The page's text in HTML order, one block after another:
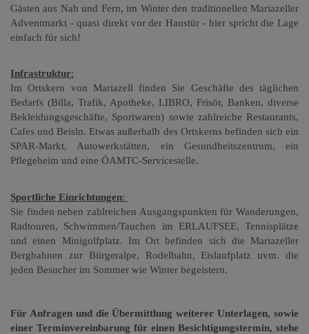
Gästen aus Nah und Fern, im Winter den traditionellen Mariazeller
Adventmarkt - quasi direkt vor der Haustür - hier spricht die Lage
einfach für sich!
Infrastruktur:
Im Ortskern von Mariazell finden Sie Geschäfte des täglichen
Bedarfs (Billa, Trafik, Apotheke, LIBRO, Frisör, Banken, diverse
Bekleidungsgeschäfte, Sportwaren) sowie zahlreiche Restaurants,
Cafes und Beisln. Etwas außerhalb des Ortskerns befinden sich ein
SPAR-Markt, Autowerkstätten, ein Gesundheitszentrum, ein
Pflegeheim und eine ÖAMTC-Servicestelle.
Sportliche Einrichtungen:
Sie finden neben zahlreichen Ausgangspunkten für Wanderungen,
Radtouren, Schwimmen/Tauchen im ERLAUFSEE, Tennisplätze
und einen Minigolfplatz. Im Ort befinden sich die Mariazeller
Bergbahnen zur Bürgeralpe, Rodelbahn, Eislaufplatz uvm. die
jeden Besucher im Sommer wie Winter begeistern.
Für Anfragen und die Übermittlung weiterer Unterlagen, sowie
einer Terminvereinbarung für einen Besichtigungstermin, stehe